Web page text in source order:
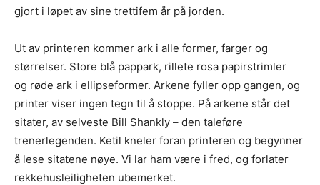
gjort i løpet av sine trettifem år på jorden.
Ut av printeren kommer ark i alle former, farger og
størrelser. Store blå pappark, rillete rosa papirstrimler
og røde ark i ellipseformer. Arkene fyller opp gangen, og
printer viser ingen tegn til å stoppe. På arkene står det
sitater, av selveste Bill Shankly – den taleføre
trenerlegenden. Ketil kneler foran printeren og begynner
å lese sitatene nøye. Vi lar ham være i fred, og forlater
rekkehusleiligheten ubemerket.